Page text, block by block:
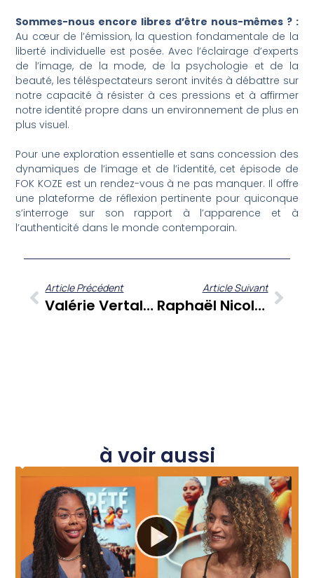
Sommes-nous encore libres d’être nous-mêmes ? :
Au cœur de l’émission, la question fondamentale de la
liberté individuelle est posée. Avec l’éclairage d’experts
de l’image, de la mode, de la psychologie et de la
beauté, les téléspectateurs seront invités à débattre sur
notre capacité à résister à ces pressions et à affirmer
notre identité propre dans un environnement de plus en
plus visuel.
Pour une exploration essentielle et sans concession des
dynamiques de l’image et de l’identité, cet épisode de
FOK KOZE est un rendez-vous à ne pas manquer. Il offre
une plateforme de réflexion pertinente pour quiconque
s’interroge sur son rapport à l’apparence et à
l’authenticité dans le monde contemporain.
Article Précédent
Valérie Vertale-Loriot : Parcours D’une Figure Du Syndicalisme Enseignant Et Militante PPM
Article Suivant
Raphaël Nicole : La Fiction Au Service Du Vivre-Ensemble Et L’identité Béké En Martinique
à voir aussi